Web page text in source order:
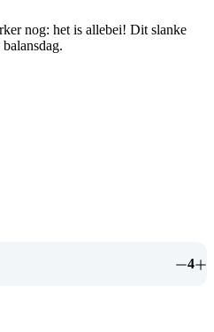
nog: het is allebei! Dit slanke
4